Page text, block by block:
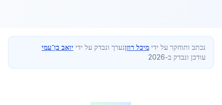
נכתב ותוחקר על ידי מיכל רוזןנערך ונבדק על ידי יואב בן־עמי
עודכן ונבדק ב-2026